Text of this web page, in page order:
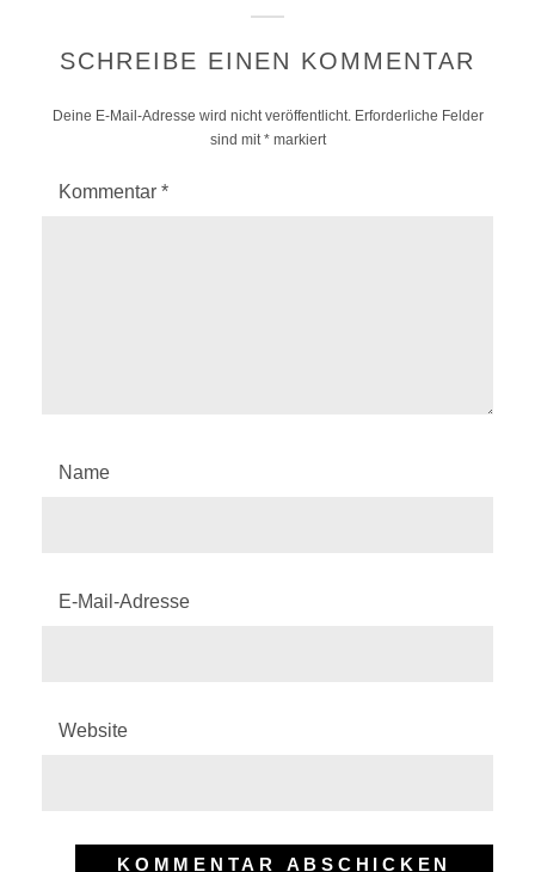
SCHREIBE EINEN KOMMENTAR
Deine E-Mail-Adresse wird nicht veröffentlicht. Erforderliche Felder
sind mit*markiert
Kommentar *
Name
E-Mail-Adresse
Website